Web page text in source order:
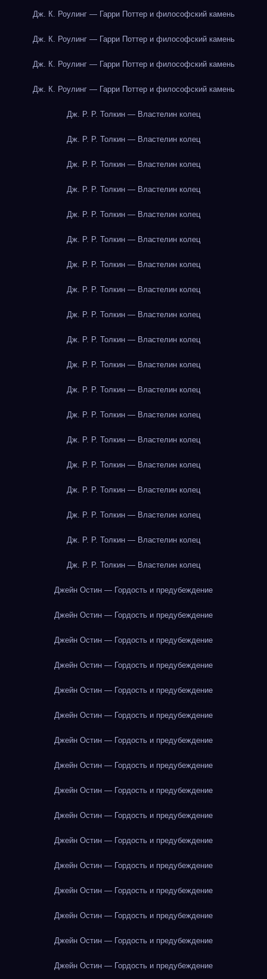
Дж. К. Роулинг — Гарри Поттер и философский камень
Дж. К. Роулинг — Гарри Поттер и философский камень
Дж. К. Роулинг — Гарри Поттер и философский камень
Дж. К. Роулинг — Гарри Поттер и философский камень
Дж. Р. Р. Толкин — Властелин колец
Дж. Р. Р. Толкин — Властелин колец
Дж. Р. Р. Толкин — Властелин колец
Дж. Р. Р. Толкин — Властелин колец
Дж. Р. Р. Толкин — Властелин колец
Дж. Р. Р. Толкин — Властелин колец
Дж. Р. Р. Толкин — Властелин колец
Дж. Р. Р. Толкин — Властелин колец
Дж. Р. Р. Толкин — Властелин колец
Дж. Р. Р. Толкин — Властелин колец
Дж. Р. Р. Толкин — Властелин колец
Дж. Р. Р. Толкин — Властелин колец
Дж. Р. Р. Толкин — Властелин колец
Дж. Р. Р. Толкин — Властелин колец
Дж. Р. Р. Толкин — Властелин колец
Дж. Р. Р. Толкин — Властелин колец
Дж. Р. Р. Толкин — Властелин колец
Дж. Р. Р. Толкин — Властелин колец
Дж. Р. Р. Толкин — Властелин колец
Джейн Остин — Гордость и предубеждение
Джейн Остин — Гордость и предубеждение
Джейн Остин — Гордость и предубеждение
Джейн Остин — Гордость и предубеждение
Джейн Остин — Гордость и предубеждение
Джейн Остин — Гордость и предубеждение
Джейн Остин — Гордость и предубеждение
Джейн Остин — Гордость и предубеждение
Джейн Остин — Гордость и предубеждение
Джейн Остин — Гордость и предубеждение
Джейн Остин — Гордость и предубеждение
Джейн Остин — Гордость и предубеждение
Джейн Остин — Гордость и предубеждение
Джейн Остин — Гордость и предубеждение
Джейн Остин — Гордость и предубеждение
Джейн Остин — Гордость и предубеждение